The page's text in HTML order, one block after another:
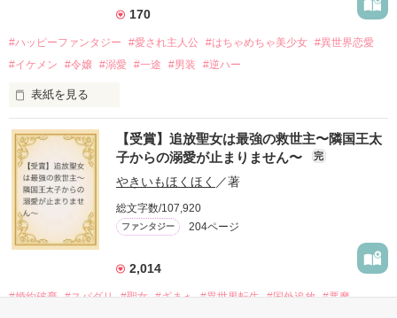
2025.10.24
『Petit Chapter4 誰が為のごちそう』を
作品を読む
170
#ハッピーファンタジー #愛され主人公 #はちゃめちゃ美少女 #異世界恋愛
#イケメン
#令嬢 #溺愛 #一途 #男装 #逆ハー
表紙を見る
＼異世界ラブコメ×ハッピーファンタジー／
「いやっほぉぉおお〜い！！！！」
バンジーした侯爵令嬢の先にいたのは
甘いマスクの公爵様の頭上でした
「ど、どいてぇぇぇえ！！！！！」
【受賞】追放聖女は最強の救世主〜隣国王太
子からの溺愛が止まりません〜
完
やきいもほくほく ／著
総文字数/107,920
ファンタジー 204ページ
2,014
#婚約破棄 #スパダリ #聖女 #ざまぁ #異世界転生 #国外追放 #悪魔